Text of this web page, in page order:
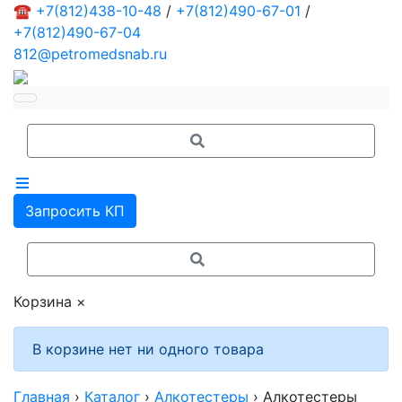
☎ +7(812)438-10-48 / +7(812)490-67-01 /
+7(812)490-67-04
812@petromedsnab.ru
Запросить КП
Корзина ×
В корзине нет ни одного товара
Главная › Каталог › Алкотестеры › Алкотестеры